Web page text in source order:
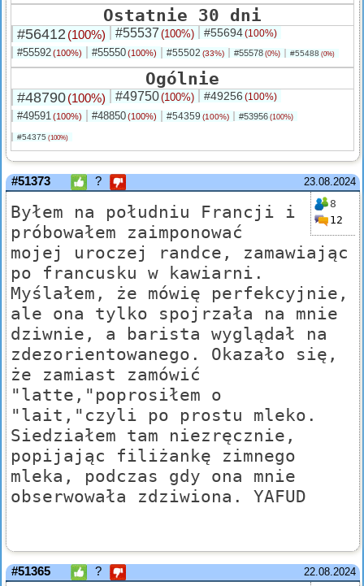
Ostatnie 30 dni
#56412 (100%) #55537 (100%) #55694(100%)
#55592(100%) #55550(100%) #55502 (33%) #55578 (0%) #55488 (0%)
Ogólnie
#48790(100%) #49750(100%) #49256 (100%)
#49591(100%) #48850(100%) #54359 (100%) #53956 (100%)
#54375 (100%)
23.08.2024
#51373 ?
8
12
Byłem na południu Francji i
próbowałem zaimponować
mojej uroczej randce, zamawiając
po francusku w kawiarni.
Myślałem, że mówię perfekcyjnie,
ale ona tylko spojrzała na mnie
dziwnie, a barista wyglądał na
zdezorientowanego. Okazało się,
że zamiast zamówić
"latte,"poprosiłem o
"lait,"czyli po prostu mleko.
Siedziałem tam niezręcznie,
popijając filiżankę zimnego
mleka, podczas gdy ona mnie
obserwowała zdziwiona. YAFUD
22.08.2024
#51365 ?